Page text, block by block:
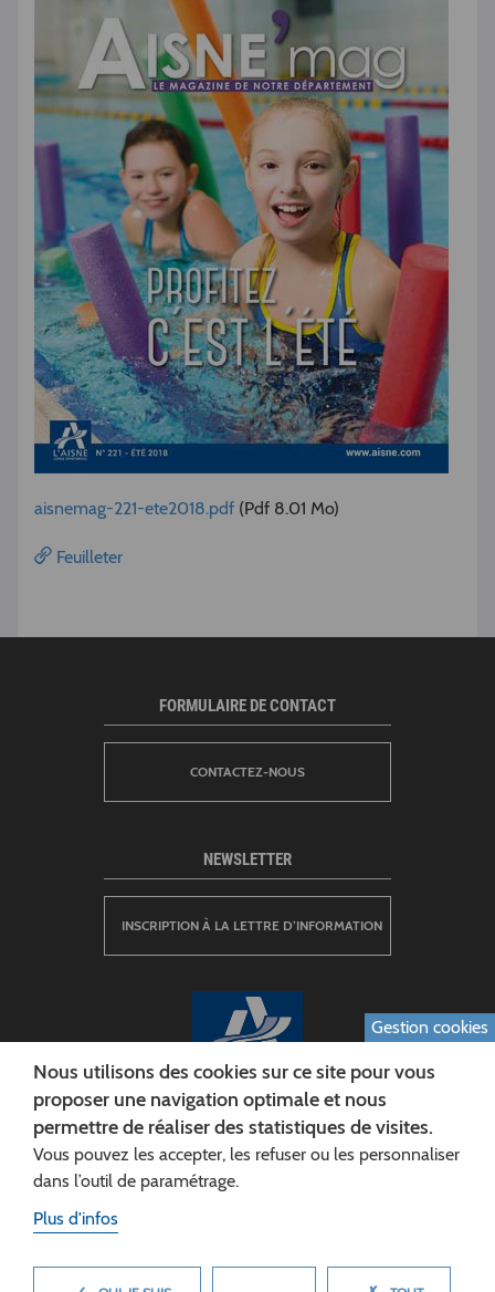
aisnemag-221-ete2018.pdf (Pdf 8.01 Mo)
Feuilleter
CONSEIL DÉPARTEMENTAL DE L'AISNE
Siège :
FORMULAIRE DE CONTACT
CONTACTEZ-NOUS
NEWSLETTER
INSCRIPTION À LA LETTRE D’INFORMATION
Gestion cookies
Nous utilisons des cookies sur ce site pour vous
proposer une navigation optimale et nous
permettre de réaliser des statistiques de visites.
Vous pouvez les accepter, les refuser ou les personnaliser
dans l’outil de paramétrage.
Plus d'infos